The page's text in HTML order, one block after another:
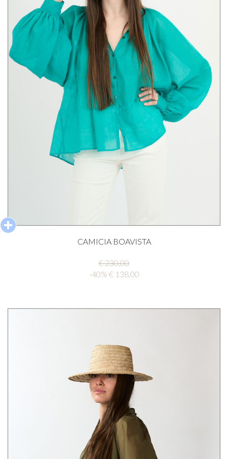
CAMICIA BOAVISTA
€ 230,00
-40% € 138,00